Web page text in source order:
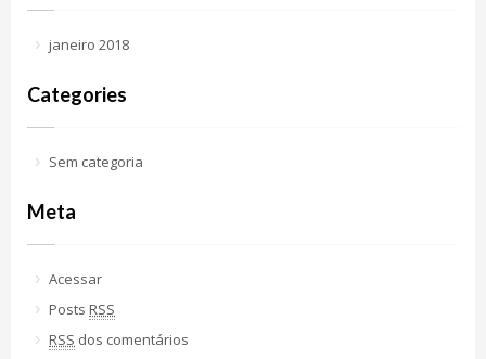
janeiro 2018
Categories
Sem categoria
Meta
Acessar
Posts RSS
RSS dos comentários